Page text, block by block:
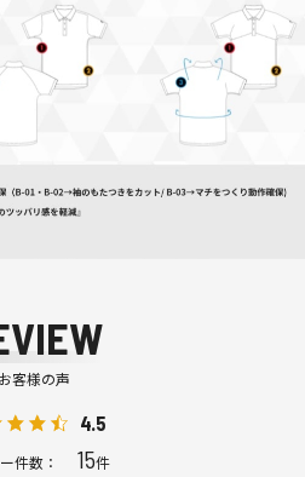
お客様の声
4.5
件数： 15件